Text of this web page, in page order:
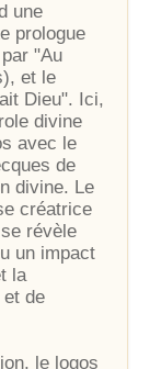
une
prologue
"Au
et le
Dieu". Ici,
divine
avec le
de
divine. Le
créatrice
révèle
un impact
la
et de
le logos